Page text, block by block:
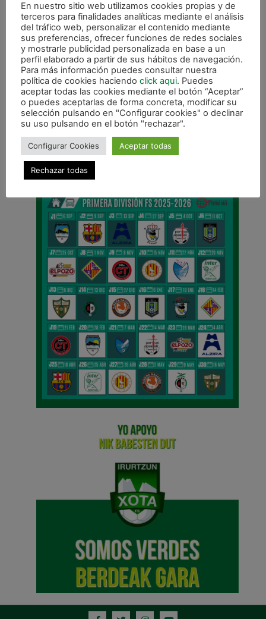
ANTERIOR
Éxito de la actividad organizada por Somos Verdes Somos Rojos en Irurtzun
CALENDARIO DE LIGA
En nuestro sitio web utilizamos cookies propias y de
terceros para finalidades analíticas mediante el análisis
del tráfico web, personalizar el contenido mediante
sus preferencias, ofrecer funciones de redes sociales
y mostrarle publicidad personalizada en base a un
perfil elaborado a partir de sus hábitos de navegación.
Para más información puedes consultar nuestra
política de cookies haciendo click aqui. Puedes
aceptar todas las cookies mediante el botón “Aceptar”
o puedes aceptarlas de forma concreta, modificar su
selección pulsando en "Configurar cookies" o declinar
su uso pulsando en el botón "rechazar".
Configurar Cookies Aceptar todas
Rechazar todas